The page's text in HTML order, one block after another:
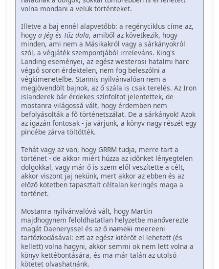
volna mondani a velük történteket.
Illetve a baj ennél alapvetőbb: a regényciklus címe az,
hogy a Jég és Tűz dala, amiből az következik, hogy
minden, ami nem a Másikakról vagy a sárkányokról
szól, a végjáték szempontjából irreleváns. King's
Landing eseményei, az egész westerosi hatalmi harc
végső soron érdektelen, nem fog beleszólni a
végkimenetelbe. Stannis nyilvánvalóan nem a
megjövendölt bajnok, az ő szála is csak terelés. Az Iron
islanderek bár érdekes színfoltot jelentettek, de
mostanra világossá vált, hogy érdemben nem
befolyásolták a fő történetszálat. De a sárkányok! Azok
az igazán fontosak - ja várjunk, a könyv nagy részét egy
pincébe zárva töltötték.
Tehát vagy az van, hogy GRRM tudja, merre tart a
történet - de akkor miért húzza az időnket lényegtelen
dolgokkal, vagy már ő is szem elől veszítette a célt,
akkor viszont jaj nekünk, mert akkor az ebben és az
előző kötetben tapasztalt céltalan keringés maga a
történet.
Mostanra nyilvánvalóvá vált, hogy Martin
majdhogynem feloldhatatlan helyzetbe manőverezte
magát Daeneryssel és az ő nameki meereeni
tartózkodásával: ezt az egész kitérőt el lehetett (és
kellett) volna hagyni, akkor semmi ok nem lett volna a
könyv kettébontására, és ma már talán az utolsó
kötetet olvashatnánk.